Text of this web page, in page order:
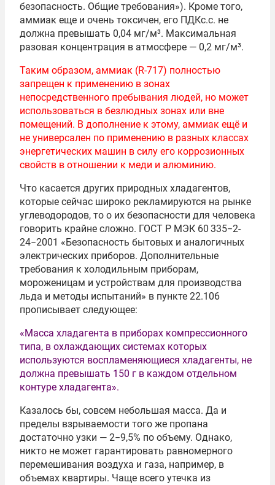
безопасность. Общие требования»). Кроме того,
аммиак еще и очень токсичен, его ПДКс.с. не
должна превышать 0,04 мг/м³. Максимальная
разовая концентрация в атмосфере — 0,2 мг/м³.
Таким образом, аммиак (R-717) полностью
запрещен к применению в зонах
непосредственного пребывания людей, но может
использоваться в безлюдных зонах или вне
помещений. В дополнение к этому, аммиак ещё и
не универсален по применению в разных классах
энергетических машин в силу его коррозионных
свойств в отношении к меди и алюминию.
Что касается других природных хладагентов,
которые сейчас широко рекламируются на рынке
углеводородов, то о их безопасности для человека
говорить крайне сложно. ГОСТ Р МЭК 60 335−2-
24−2001 «Безопасность бытовых и аналогичных
электрических приборов. Дополнительные
требования к холодильным приборам,
мороженицам и устройствам для производства
льда и методы испытаний» в пункте 22.106
прописывает следующее:
«Масса хладагента в приборах компрессионного
типа, в охлаждающих системах которых
используются воспламеняющиеся хладагенты, не
должна превышать 150 г в каждом отдельном
контуре хладагента».
Казалось бы, совсем небольшая масса. Да и
пределы взрываемости того же пропана
достаточно узки — 2−9,5% по объему. Однако,
никто не может гарантировать равномерного
перемешивания воздуха и газа, например, в
объемах квартиры. Чаще всего утечка из